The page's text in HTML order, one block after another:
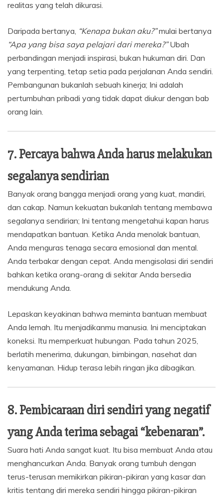
realitas yang telah dikurasi.
Daripada bertanya, “Kenapa bukan aku?”mulai bertanya
“Apa yang bisa saya pelajari dari mereka?”Ubah
perbandingan menjadi inspirasi, bukan hukuman diri. Dan
yang terpenting, tetap setia pada perjalanan Anda sendiri.
Pembangunan bukanlah sebuah kinerja; Ini adalah
pertumbuhan pribadi yang tidak dapat diukur dengan bab
orang lain.
7. Percaya bahwa Anda harus melakukan
segalanya sendirian
Banyak orang bangga menjadi orang yang kuat, mandiri,
dan cakap. Namun kekuatan bukanlah tentang membawa
segalanya sendirian; Ini tentang mengetahui kapan harus
mendapatkan bantuan. Ketika Anda menolak bantuan,
Anda menguras tenaga secara emosional dan mental.
Anda terbakar dengan cepat. Anda mengisolasi diri sendiri
bahkan ketika orang-orang di sekitar Anda bersedia
mendukung Anda.
Lepaskan keyakinan bahwa meminta bantuan membuat
Anda lemah. Itu menjadikanmu manusia. Ini menciptakan
koneksi. Itu memperkuat hubungan. Pada tahun 2025,
berlatih menerima, dukungan, bimbingan, nasehat dan
kenyamanan. Hidup terasa lebih ringan jika dibagikan.
8. Pembicaraan diri sendiri yang negatif
yang Anda terima sebagai “kebenaran”.
Suara hati Anda sangat kuat. Itu bisa membuat Anda atau
menghancurkan Anda. Banyak orang tumbuh dengan
terus-terusan memikirkan pikiran-pikiran yang kasar dan
kritis tentang diri mereka sendiri hingga pikiran-pikiran